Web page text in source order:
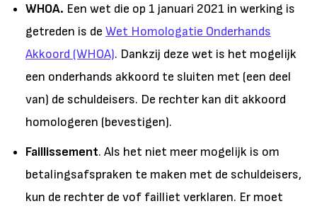
WHOA. Een wet die op 1 januari 2021 in werking is
getreden is de Wet Homologatie Onderhands
Akkoord (WHOA). Dankzij deze wet is het mogelijk
een onderhands akkoord te sluiten met (een deel
van) de schuldeisers. De rechter kan dit akkoord
homologeren (bevestigen).
Faillissement. Als het niet meer mogelijk is om
betalingsafspraken te maken met de schuldeisers,
kun de rechter de vof failliet verklaren. Er moet